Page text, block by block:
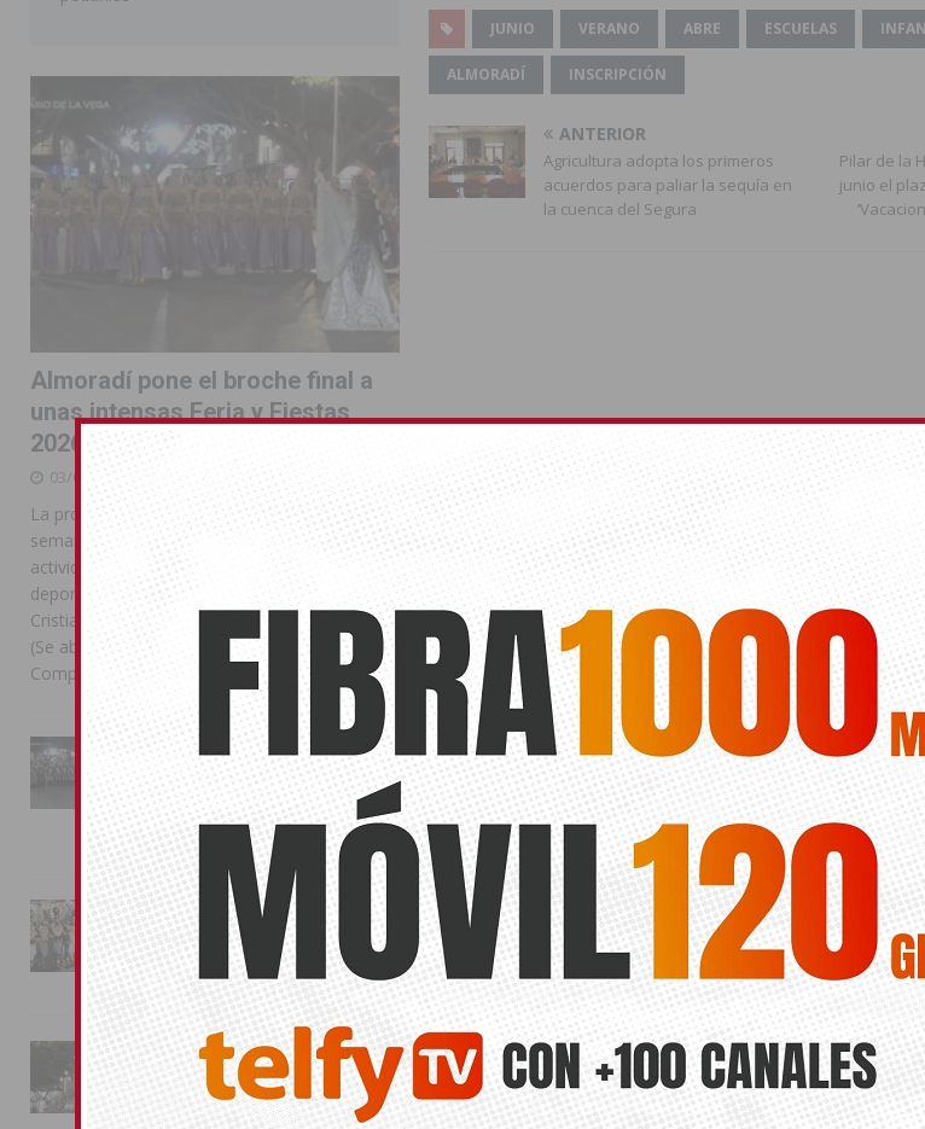
JUNIO VERANO ABRE ESCUELAS
ALMORADÍ INSCRIPCIÓN
ANTERIOR
Agricultura adopta los primeros
acuerdos para paliar la sequía en
la cuenca del Segura
Pilar de la
junio el
Almoradí pone el broche final a
unas intensas Feria y Fiestas
2026
03/08/2026
La programación reunió durante más de una
semana actos institucionales, conciertos,
actividades familiares, competiciones
deportivas y las celebraciones de Moros y
Cristianos Compártelo: Comparte en Facebook
(Se abre en una ventana nueva) Facebook
Compartir en
La Entrada Cristiana llena de
esplendor las calles de
Almoradí en una multitudinaria
jornada festera
02/08/2026
La magia de la Entrada Mora
conquista las calles de
Almoradí
01/08/2026
La fiesta se adueña de
Almoradí con la presentación
de los cargos festeros y la
toma del castillo